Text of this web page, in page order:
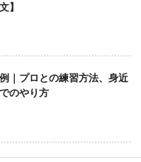
】
｜プロとの練習方法、身近
のやり方